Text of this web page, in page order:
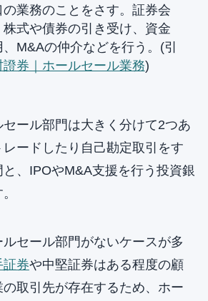
の業務のことをさす。証券会
式や債券の引き受け、資金
M&Aの仲介などを行う。(引
證券｜ホールセール業務)
ール部門は大きく分けて2つあ
レードしたり自己勘定取引をす
、IPOやM&A支援を行う投資銀
セール部門がないケースが多
証券や中堅証券はある程度の顧
取引先が存在するため、ホー